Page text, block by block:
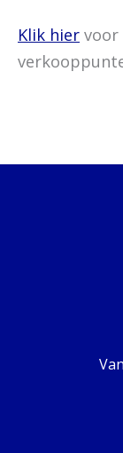
Klik hier voor